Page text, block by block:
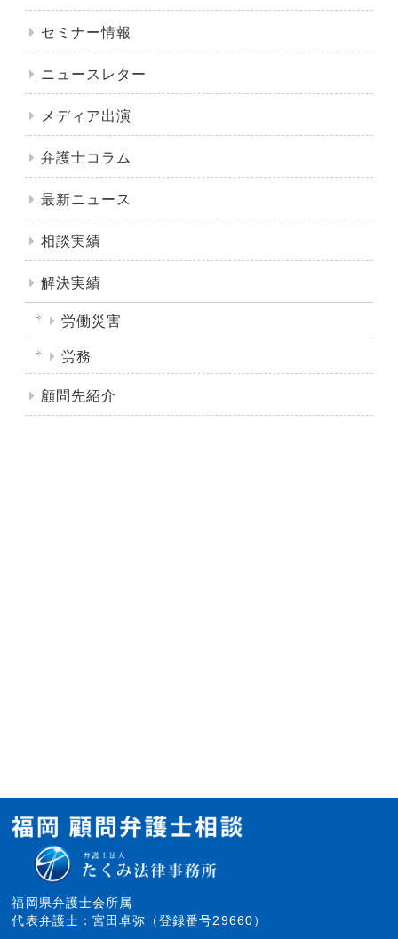
セミナー情報
ニュースレター
メディア出演
弁護士コラム
最新ニュース
相談実績
解決実績
労働災害
労務
顧問先紹介
福岡県弁護士会所属
代表弁護士：宮田卓弥（登録番号29660）